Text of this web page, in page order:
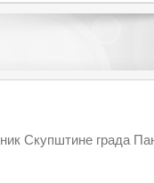
Скупштине града